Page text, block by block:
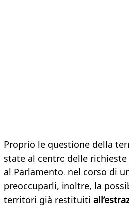
Proprio le questione della
state al centro delle
al Parlamento, nel corso di
preoccuparli, inoltre, la
territori già restituiti